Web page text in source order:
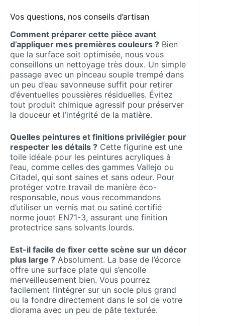
Vos questions, nos conseils d’artisan
Comment préparer cette pièce avant
d’appliquer mes premières couleurs ? Bien
que la surface soit optimisée, nous vous
conseillons un nettoyage très doux. Un simple
passage avec un pinceau souple trempé dans
un peu d’eau savonneuse suffit pour retirer
d’éventuelles poussières résiduelles. Évitez
tout produit chimique agressif pour préserver
la douceur et l’intégrité de la matière.
Quelles peintures et finitions privilégier pour
respecter les détails ? Cette figurine est une
toile idéale pour les peintures acryliques à
l’eau, comme celles des gammes Vallejo ou
Citadel, qui sont saines et sans odeur. Pour
protéger votre travail de manière éco-
responsable, nous vous recommandons
d’utiliser un vernis mat ou satiné certifié
norme jouet EN71-3, assurant une finition
protectrice sans solvants lourds.
Est-il facile de fixer cette scène sur un décor
plus large ? Absolument. La base de l’écorce
offre une surface plate qui s’encolle
merveilleusement bien. Vous pourrez
facilement l’intégrer sur un socle plus grand
ou la fondre directement dans le sol de votre
diorama avec un peu de pâte texturée.